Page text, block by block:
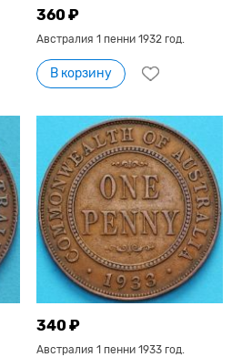
360 ₽
Австралия 1 пенни 1932 год.
В корзину
340 ₽
Австралия 1 пенни 1933 год.